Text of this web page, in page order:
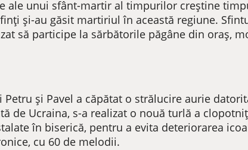
ale unui sfânt-martir al timpurilor creștine
și-au găsit martiriul în această regiune.
să participe la sărbătorile păgâne din oraș,
și Pavel a căpătat o strălucire aurie
de Ucraina, s-a realizat o nouă turlă a
în biserică, pentru a evita deteriorarea
cu 60 de melodii.